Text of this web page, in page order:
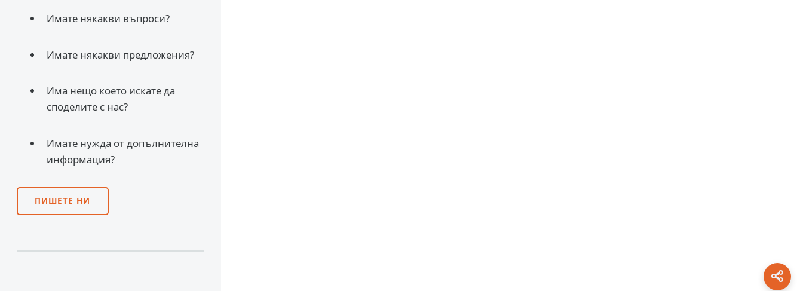
Имате някакви въпроси?
Имате някакви предложения?
Има нещо което искате да
споделите с нас?
Имате нужда от допълнителна
информация?
ПИШЕТЕ НИ